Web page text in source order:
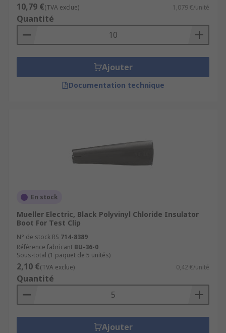
10,79 €(TVA exclue) 1,079 €/unité
Quantité
Ajouter
Documentation technique
En stock
Mueller Electric, Black Polyvinyl Chloride Insulator
Boot For Test Clip
N° de stock RS 714-8389
Référence fabricant BU-36-0
Sous-total (1 paquet de 5 unités)
2,10 €(TVA exclue) 0,42 €/unité
Quantité
Ajouter